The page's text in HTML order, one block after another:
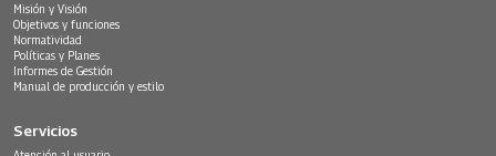
Misión y Visión
Objetivos y funciones
Normatividad
Políticas y Planes
Informes de Gestión
Manual de producción y estilo
Servicios